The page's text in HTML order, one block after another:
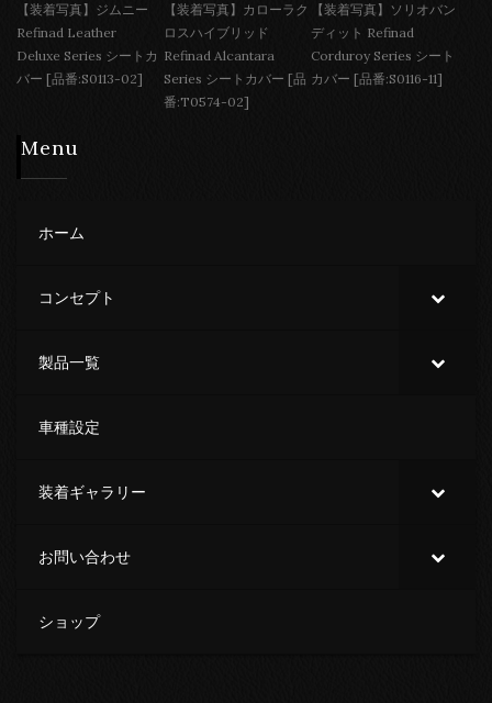
【装着写真】ジムニー
Refinad Leather
Deluxe Series シートカ
バー [品番:S0113-02]
【装着写真】カローラク
ロスハイブリッド
Refinad Alcantara
Series シートカバー [品
番:T0574-02]
【装着写真】ソリオバン
ディット Refinad
Corduroy Series シート
カバー [品番:S0116-11]
Menu
ホーム
コンセプト
製品一覧
車種設定
装着ギャラリー
お問い合わせ
ショップ